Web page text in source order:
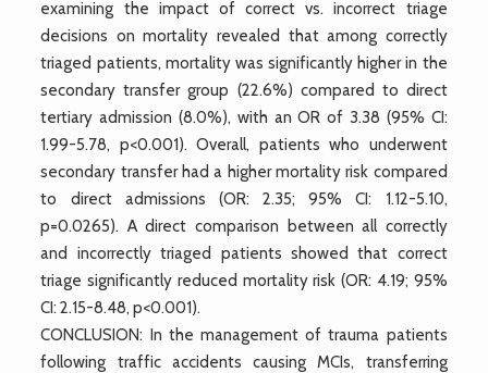
examining the impact of correct vs. incorrect triage
decisions on mortality revealed that among correctly
triaged patients, mortality was significantly higher in the
secondary transfer group (22.6%) compared to direct
tertiary admission (8.0%), with an OR of 3.38 (95% CI:
1.99-5.78, p<0.001). Overall, patients who underwent
secondary transfer had a higher mortality risk compared
to direct admissions (OR: 2.35; 95% CI: 1.12-5.10,
p=0.0265). A direct comparison between all correctly
and incorrectly triaged patients showed that correct
triage significantly reduced mortality risk (OR: 4.19; 95%
CI: 2.15-8.48, p<0.001).
CONCLUSION: In the management of trauma patients
following traffic accidents causing MCIs, transferring